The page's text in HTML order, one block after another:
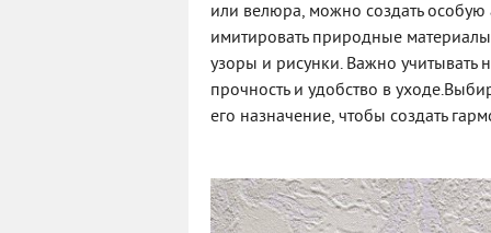
или велюра, можно создать особую
имитировать природные
узоры и рисунки. Важно учитывать
прочность и удобство в
его назначение, чтобы создать